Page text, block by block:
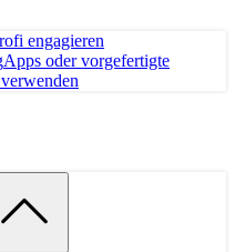
engagieren
Apps oder vorgefertigte